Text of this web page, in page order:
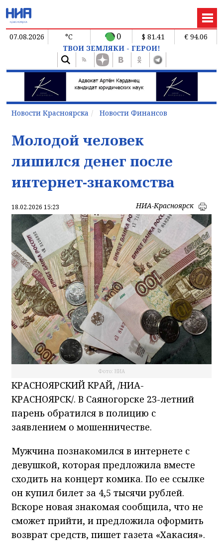
07.08.2026 °C 0 $ 81.41
€ 94.06
ТВОИ ЗЕМЛЯКИ - ГЕРОИ!
Новости Красноярска Новости Финансов
Молодой человек
лишился денег после
интернет-знакомства
18.02.2026 15:23 НИА-Красноярск
Фото: НИА
КРАСНОЯРСКИЙ КРАЙ, /НИА-
КРАСНОЯРСК/. В Саяногорске 23-летний
парень обратился в полицию с
заявлением о мошенничестве.
Мужчина познакомился в интернете с
девушкой, которая предложила вместе
сходить на концерт комика. По ее ссылке
он купил билет за 4,5 тысячи рублей.
Вскоре новая знакомая сообщила, что не
сможет прийти, и предложила оформить
возврат средств, пишет газета «Хакасия».